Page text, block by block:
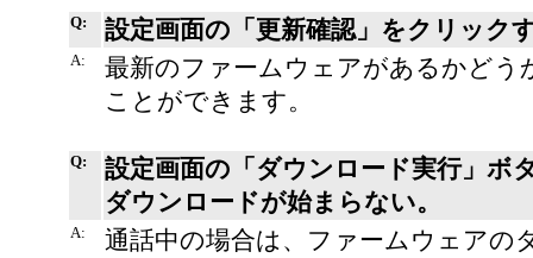
Q: 設定画面の「更新確認」をクリック
A:
最新のファームウェアがあるかどう
ことができます。
Q:
設定画面の「ダウンロード実行」ボ
ダウンロードが始まらない。
A:
通話中の場合は、ファームウェアの